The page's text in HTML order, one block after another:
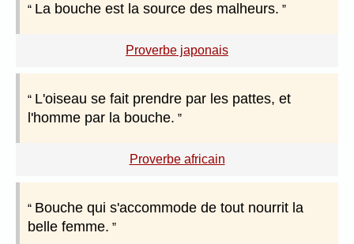
La bouche est la source des malheurs.
Proverbe japonais
L'oiseau se fait prendre par les pattes, et
l'homme par la bouche.
Proverbe africain
Bouche qui s'accommode de tout nourrit la
belle femme.